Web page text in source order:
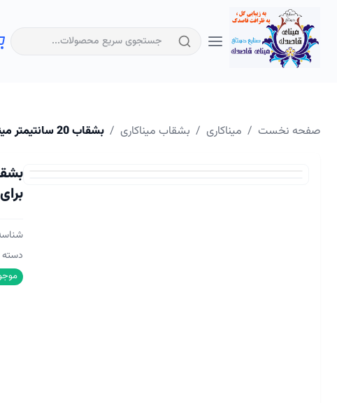
صفحه نخست / میناکاری / بشقاب میناکاری / بشقاب 20 سانتیمتر میناکاری کد 1169 | هنری و زیبا برای میز شما
دسته